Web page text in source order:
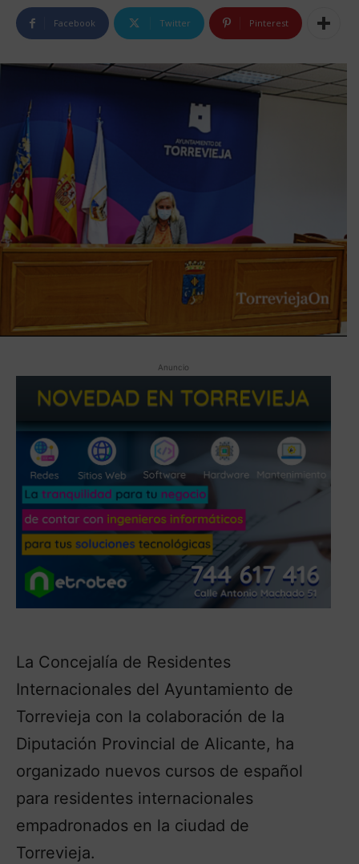
Facebook Twitter Pinterest
Anuncio
La Concejalía de Residentes
Internacionales del Ayuntamiento de
Torrevieja con la colaboración de la
Diputación Provincial de Alicante, ha
organizado nuevos cursos de español
para residentes internacionales
empadronados en la ciudad de
Torrevieja.